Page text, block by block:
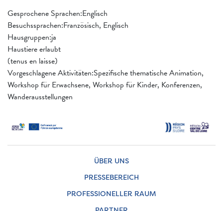
Gesprochene Sprachen:Englisch
Besuchssprachen:Französisch, Englisch
Hausgruppen:ja
Haustiere erlaubt
(tenus en laisse)
Vorgeschlagene Aktivitäten:Spezifische thematische Animation,
Workshop für Erwachsene, Workshop für Kinder, Konferenzen,
Wanderausstellungen
ÜBER UNS
PRESSEBEREICH
PROFESSIONELLER RAUM